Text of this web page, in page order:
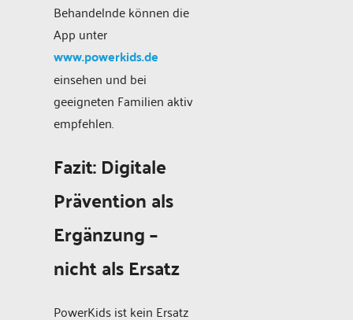
Behandelnde können die
App unter
www.powerkids.de
einsehen und bei
geeigneten Familien aktiv
empfehlen.
Fazit: Digitale
Prävention als
Ergänzung –
nicht als Ersatz
PowerKids ist kein Ersatz